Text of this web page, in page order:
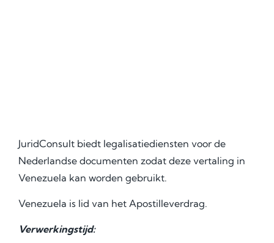
JuridConsult biedt legalisatiediensten voor de
Nederlandse documenten zodat deze vertaling in
Venezuela kan worden gebruikt.
Venezuela is lid van het Apostilleverdrag.
Verwerkingstijd: